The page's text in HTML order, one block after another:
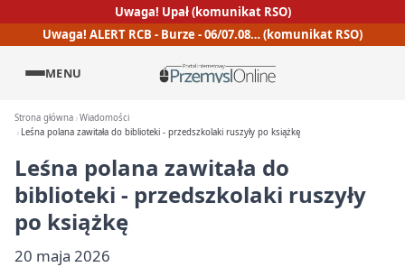
Uwaga! Upał (komunikat RSO)
Uwaga! ALERT RCB - Burze - 06/07.08… (komunikat RSO)
MENU
Strona główna Wiadomości
Leśna polana zawitała do biblioteki - przedszkolaki ruszyły po książkę
Leśna polana zawitała do
biblioteki - przedszkolaki ruszyły
po książkę
20 maja 2026